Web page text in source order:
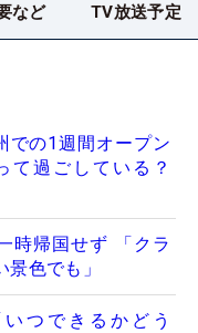
など TV放送予定
での1週間オープン
過ごしている？
時帰国せず 「クラ
色でも」
つできるかどう